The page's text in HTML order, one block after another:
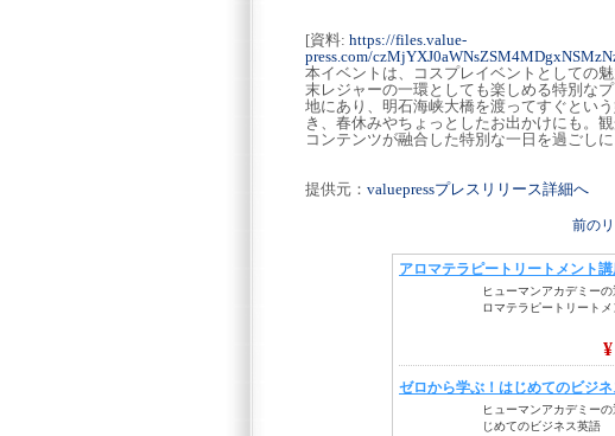
[資料: https://files.value-
press.com/
本イベントは、コスプレイベントとしての
末レジャーの一環としても楽しめる特別な
地にあり、明石海峡大橋を渡ってすぐとい
き、春休みやちょっとしたお出かけにも。
コンテンツが融合した特別な一日を過ごし
提供元： valuepressプレスリリース詳細へ
前の